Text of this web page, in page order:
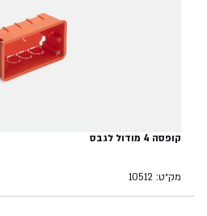
קופסה 4 מודול לגבס
מק״ט: 10512